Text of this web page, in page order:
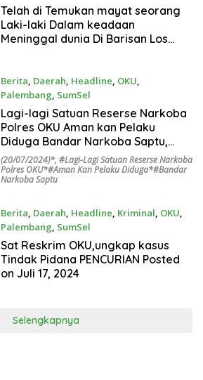
22 Juli 2024
Telah di Temukan mayat seorang
Laki-laki Dalam keadaan
Meninggal dunia Di Barisan Los
Berita, Daerah, Headline, OKU,
Palembang, SumSel
20 Juli 2024
Lagi-lagi Satuan Reserse Narkoba
Polres OKU Aman kan Pelaku
Diduga Bandar Narkoba Saptu,
(20/07/2024)
(20/07/2024)*, #Lagi-Lagi Satuan Reserse Narkoba
Polres OKU*#Aman Kan Pelaku Diduga*#Bandar
Narkoba Saptu
Berita, Daerah, Headline, Kriminal, OKU,
Palembang, SumSel
17 Juli 2024
Sat Reskrim OKU,ungkap kasus
Tindak Pidana PENCURIAN Posted
on Juli 17, 2024
Selengkapnya